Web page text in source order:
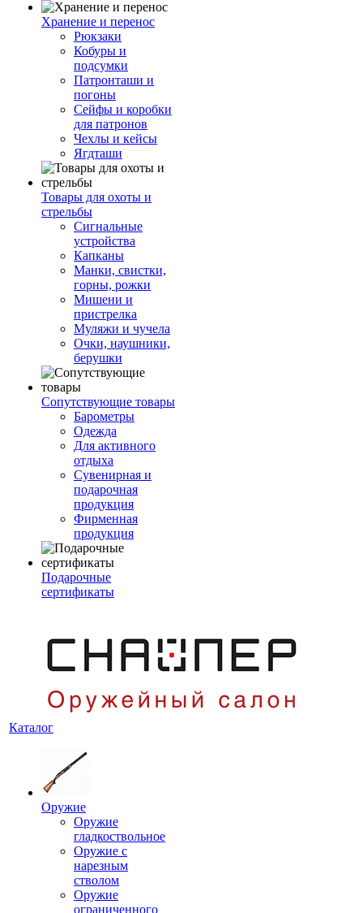
Хранение и перенос
Рюкзаки
Кобуры и
подсумки
Патронташи и
погоны
Сейфы и коробки
для патронов
Чехлы и кейсы
Ягдташи
Товары для охоты и
стрельбы
Сигнальные
устройства
Капканы
Манки, свистки,
горны, рожки
Мишени и
пристрелка
Муляжи и чучела
Очки, наушники,
берушки
Сопутствующие товары
Барометры
Одежда
Для активного
отдыха
Сувенирная и
подарочная
продукция
Фирменная
продукция
Подарочные
сертификаты
Каталог
Оружие
Оружие
гладкоствольное
Оружие с
нарезным
стволом
Оружие
ограниченного